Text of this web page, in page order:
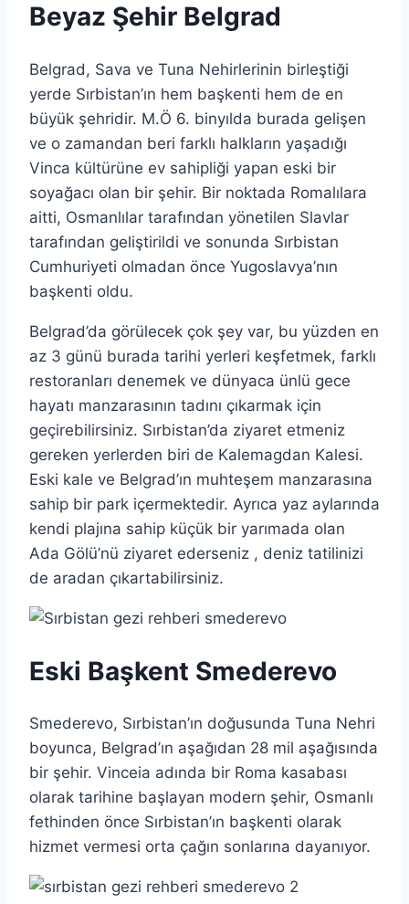
Beyaz Şehir Belgrad
Belgrad, Sava ve Tuna Nehirlerinin birleştiği
yerde Sırbistan’ın hem başkenti hem de en
büyük şehridir. M.Ö 6. binyılda burada gelişen
ve o zamandan beri farklı halkların yaşadığı
Vinca kültürüne ev sahipliği yapan eski bir
soyağacı olan bir şehir. Bir noktada Romalılara
aitti, Osmanlılar tarafından yönetilen Slavlar
tarafından geliştirildi ve sonunda Sırbistan
Cumhuriyeti olmadan önce Yugoslavya’nın
başkenti oldu.
Belgrad’da görülecek çok şey var, bu yüzden en
az 3 günü burada tarihi yerleri keşfetmek, farklı
restoranları denemek ve dünyaca ünlü gece
hayatı manzarasının tadını çıkarmak için
geçirebilirsiniz. Sırbistan’da ziyaret etmeniz
gereken yerlerden biri de Kalemagdan Kalesi.
Eski kale ve Belgrad’ın muhteşem manzarasına
sahip bir park içermektedir. Ayrıca yaz aylarında
kendi plajına sahip küçük bir yarımada olan
Ada Gölü’nü ziyaret ederseniz , deniz tatilinizi
de aradan çıkartabilirsiniz.
Eski Başkent Smederevo
Smederevo, Sırbistan’ın doğusunda Tuna Nehri
boyunca, Belgrad’ın aşağıdan 28 mil aşağısında
bir şehir. Vinceia adında bir Roma kasabası
olarak tarihine başlayan modern şehir, Osmanlı
fethinden önce Sırbistan’ın başkenti olarak
hizmet vermesi orta çağın sonlarına dayanıyor.